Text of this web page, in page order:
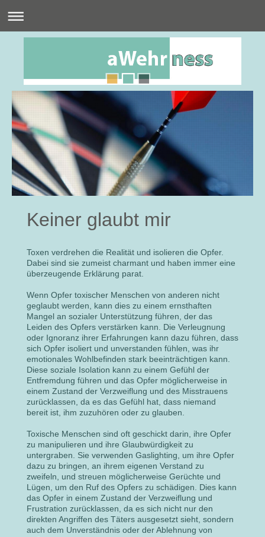
Keiner glaubt mir
Toxen verdrehen die Realität und isolieren die Opfer.
Dabei sind sie zumeist charmant und haben immer eine
überzeugende Erklärung parat.
Wenn Opfer toxischer Menschen von anderen nicht
geglaubt werden, kann dies zu einem ernsthaften
Mangel an sozialer Unterstützung führen, der das
Leiden des Opfers verstärken kann. Die Verleugnung
oder Ignoranz ihrer Erfahrungen kann dazu führen, dass
sich Opfer isoliert und unverstanden fühlen, was ihr
emotionales Wohlbefinden stark beeinträchtigen kann.
Diese soziale Isolation kann zu einem Gefühl der
Entfremdung führen und das Opfer möglicherweise in
einem Zustand der Verzweiflung und des Misstrauens
zurücklassen, da es das Gefühl hat, dass niemand
bereit ist, ihm zuzuhören oder zu glauben.
Toxische Menschen sind oft geschickt darin, ihre Opfer
zu manipulieren und ihre Glaubwürdigkeit zu
untergraben. Sie verwenden Gaslighting, um ihre Opfer
dazu zu bringen, an ihrem eigenen Verstand zu
zweifeln, und streuen möglicherweise Gerüchte und
Lügen, um den Ruf des Opfers zu schädigen. Dies kann
das Opfer in einem Zustand der Verzweiflung und
Frustration zurücklassen, da es sich nicht nur den
direkten Angriffen des Täters ausgesetzt sieht, sondern
auch dem Unverständnis oder der Ablehnung von